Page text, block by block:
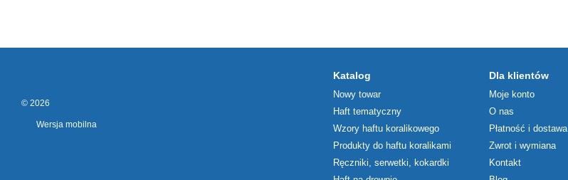
© 2026
Wersja mobilna
Katalog
Nowy towar
Haft tematyczny
Wzory haftu koralikowego
Produkty do haftu koralikami
Ręczniki, serwetki, kokardki
Dla klientów
Moje konto
O nas
Płatność i dostawa
Zwrot i wymiana
Kontakt